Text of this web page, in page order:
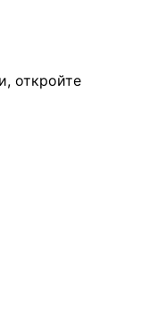
откройте